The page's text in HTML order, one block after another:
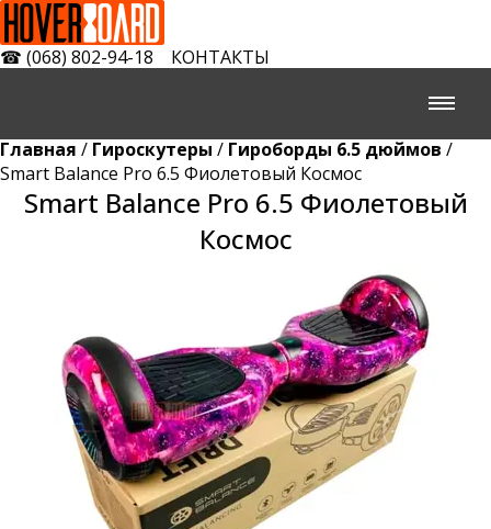
☎ (068) 802-94-18 КОНТАКТЫ
Главная / Гироскутеры / Гироборды 6.5 дюймов /
Smart Balance Pro 6.5 Фиолетовый Космос
Smart Balance Pro 6.5 Фиолетовый
Космос